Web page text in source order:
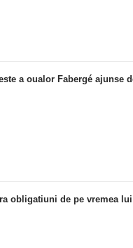
a oualor Fabergé
obligatiuni de pe vremea